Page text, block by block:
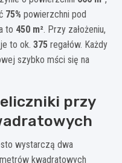
75% powierzchni pod
to 450 m². Przy założeniu,
to ok. 375 regałów. Każdy
szybko mści się na
przy
wystarczą dwa
kwadratowych